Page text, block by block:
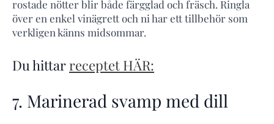
rostade nötter blir både färgglad och fräsch. Ringla
över en enkel vinägrett och ni har ett tillbehör som
verkligen känns midsommar.
Du hittarreceptet HÄR:
7. Marinerad svamp med dill